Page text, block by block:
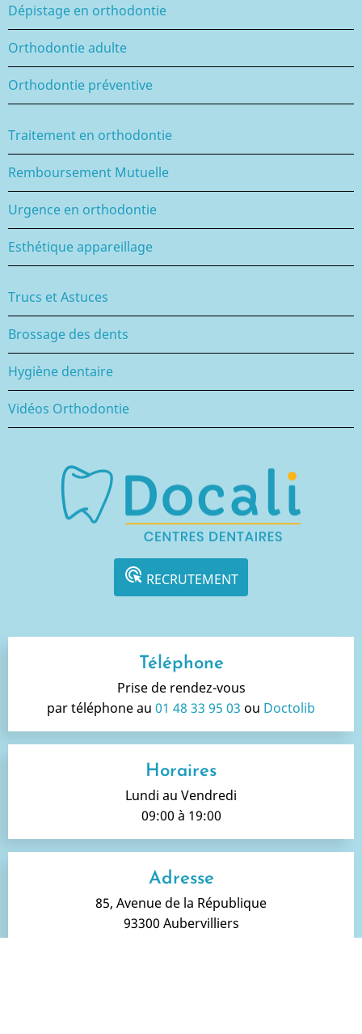
Dépistage en orthodontie
Orthodontie adulte
Orthodontie préventive
Traitement en orthodontie
Remboursement Mutuelle
Urgence en orthodontie
Esthétique appareillage
Trucs et Astuces
Brossage des dents
Hygiène dentaire
Vidéos Orthodontie
ads_click RECRUTEMENT
Téléphone
Prise de rendez-vous
par téléphone au 01 48 33 95 03 ou Doctolib
Horaires
Lundi au Vendredi
09:00 à 19:00
Adresse
85, Avenue de la République
93300 Aubervilliers